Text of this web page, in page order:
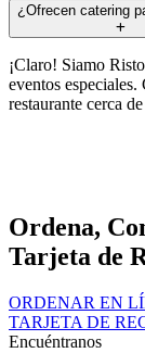
¿Ofrecen catering
¡Claro! Siamo
eventos
restaurante cerca
Ordena,
Tarjeta de
ORDENAR EN
TARJETA DE
Encuéntranos